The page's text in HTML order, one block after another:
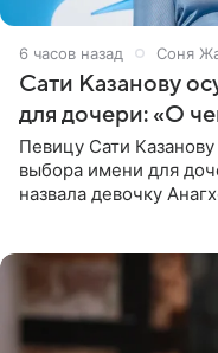
6 часов назад Соня
Сати Казанову
для дочери: «О
Певицу Сати
выбора имени для
назвала девочку